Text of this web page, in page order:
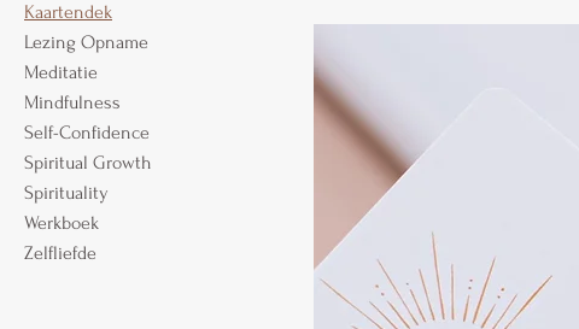
Kaartendek
Lezing Opname
Meditatie
Mindfulness
Self-Confidence
Spiritual Growth
Spirituality
Werkboek
Zelfliefde